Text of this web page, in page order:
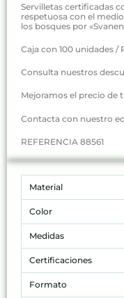
Servilletas certificadas
respetuosa con el
los bosques por
Caja con 100 unidades /
Consulta nuestros
Mejoramos el precio de
Contacta con nuestro
REFERENCIA 88561
Material
Color
Medidas
Certificaciones
Formato